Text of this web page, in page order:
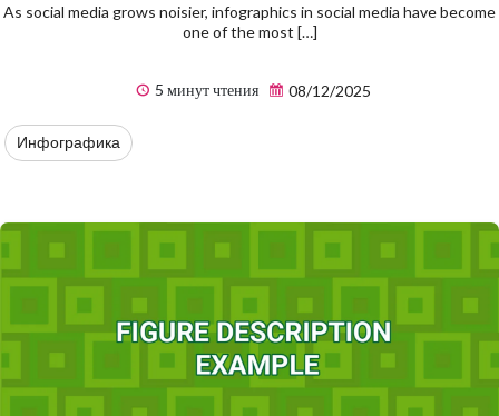
As social media grows noisier, infographics in social media have become
one of the most […]
5 минут чтения 08/12/2025
Инфографика